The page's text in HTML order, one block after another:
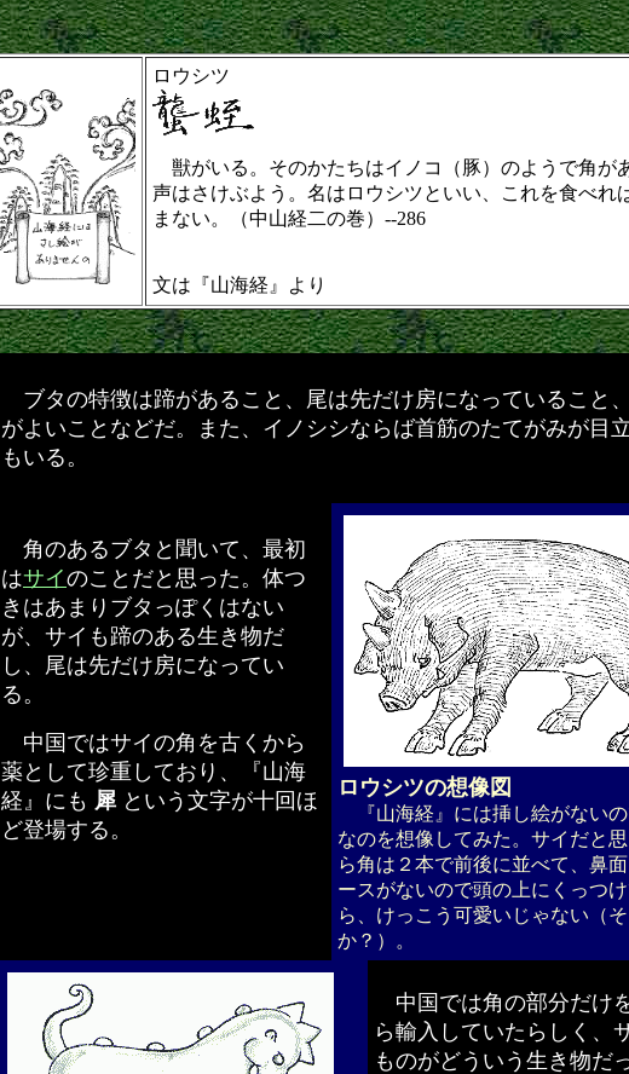
ロウシツ
獣がいる。そのかたちはイノコ（豚）のようで角が
声はさけぶよう。名はロウシツといい、これを食べれ
まない。（中山経二の巻）--286
文は『山海経』より
ブタの特徴は蹄があること、尾は先だけ房になっていること
がよいことなどだ。また、イノシシならば首筋のたてがみが目
もいる。
角のあるブタと聞いて、最初
はサイのことだと思った。体つ
きはあまりブタっぽくはない
が、サイも蹄のある生き物だ
し、尾は先だけ房になってい
る。
中国ではサイの角を古くから
薬として珍重しており、『山海
経』にも 犀 という文字が十回ほ
ど登場する。
ロウシツの想像図
『山海経』には挿し絵がない
なのを想像してみた。サイだと
ら角は２本で前後に並べて、鼻
ースがないので頭の上にくっつ
ら、けっこう可愛いじゃない（
か？）。
中国では角の部分だけ
ら輸入していたらしく、
ものがどういう生き物だ